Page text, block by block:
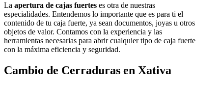
La apertura de cajas fuertes es otra de nuestras
especialidades. Entendemos lo importante que es para ti el
contenido de tu caja fuerte, ya sean documentos, joyas u otros
objetos de valor. Contamos con la experiencia y las
herramientas necesarias para abrir cualquier tipo de caja fuerte
con la máxima eficiencia y seguridad.
Cambio de Cerraduras en Xativa